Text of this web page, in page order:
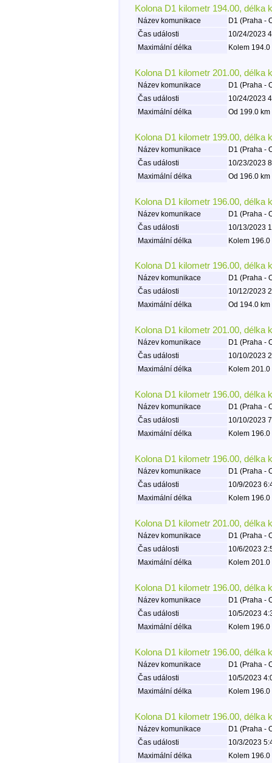
Kolona D1 kilometr 194.00, délka
Název komunikace
D1 (Praha -
Čas události
10/24/2023
Maximální délka
Kolem
Kolona D1 kilometr 201.00, délka
Název komunikace
D1 (Praha -
Čas události
10/24/2023
Maximální délka
Od 199.0
Kolona D1 kilometr 199.00, délka
Název komunikace
D1 (Praha -
Čas události
10/23/2023
Maximální délka
Od 196.0
Kolona D1 kilometr 196.00, délka
Název komunikace
D1 (Praha -
Čas události
10/13/2023
Maximální délka
Kolem
Kolona D1 kilometr 196.00, délka
Název komunikace
D1 (Praha -
Čas události
10/12/2023
Maximální délka
Od 194.0
Kolona D1 kilometr 201.00, délka
Název komunikace
D1 (Praha -
Čas události
10/10/2023
Maximální délka
Kolem
Kolona D1 kilometr 196.00, délka
Název komunikace
D1 (Praha -
Čas události
10/10/2023
Maximální délka
Kolem
Kolona D1 kilometr 196.00, délka
Název komunikace
D1 (Praha -
Čas události
10/9/2023
Maximální délka
Kolem
Kolona D1 kilometr 201.00, délka
Název komunikace
D1 (Praha -
Čas události
10/6/2023
Maximální délka
Kolem
Kolona D1 kilometr 196.00, délka
Název komunikace
D1 (Praha -
Čas události
10/5/2023
Maximální délka
Kolem
Kolona D1 kilometr 196.00, délka
Název komunikace
D1 (Praha -
Čas události
10/5/2023
Maximální délka
Kolem
Kolona D1 kilometr 196.00, délka
Název komunikace
D1 (Praha -
Čas události
10/3/2023
Maximální délka
Kolem